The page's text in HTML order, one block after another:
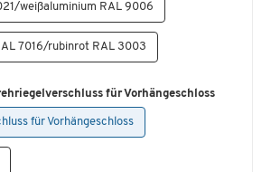
weißaluminium RAL 9006
7016/rubinrot RAL 3003
für Vorhängeschloss
für Vorhängeschloss